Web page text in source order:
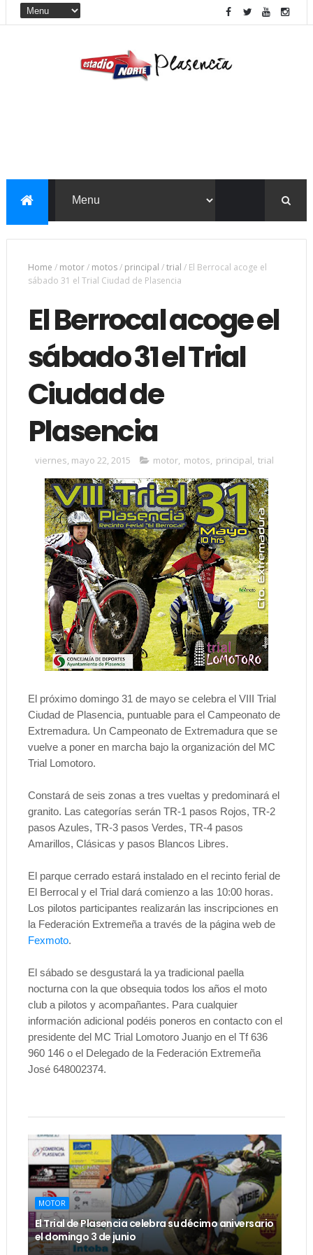
Home / motor/ motos/ principal /trial / El Berrocal acoge el
sábado 31 el Trial Ciudad de Plasencia
El Berrocal acoge el
sábado 31 el Trial
Ciudad de
Plasencia
viernes, mayo 22, 2015 motor, motos, principal, trial
El próximo domingo 31 de mayo se celebra el VIII Trial
Ciudad de Plasencia, puntuable para el Campeonato de
Extremadura. Un Campeonato de Extremadura que se
vuelve a poner en marcha bajo la organización del MC
Trial Lomotoro.
Constará de seis zonas a tres vueltas y predominará el
granito. Las categorías serán TR-1 pasos Rojos, TR-2
pasos Azules, TR-3 pasos Verdes, TR-4 pasos
Amarillos, Clásicas y pasos Blancos Libres.
El parque cerrado estará instalado en el recinto ferial de
El Berrocal y el Trial dará comienzo a las 10:00 horas.
Los pilotos participantes realizarán las inscripciones en
la Federación Extremeña a través de la página web de
Fexmoto.
El sábado se desgustará la ya tradicional paella
nocturna con la que obsequia todos los años el moto
club a pilotos y acompañantes. Para cualquier
información adicional podéis poneros en contacto con el
presidente del MC Trial Lomotoro Juanjo en el Tf 636
960 146 o el Delegado de la Federación Extremeña
José 648002374.
MOTOR
El Trial de Plasencia celebra su décimo aniversario
el domingo 3 de junio